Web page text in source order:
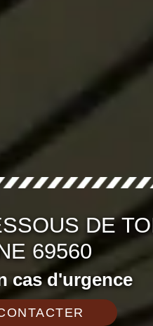
DE
69560
cas d'urgence